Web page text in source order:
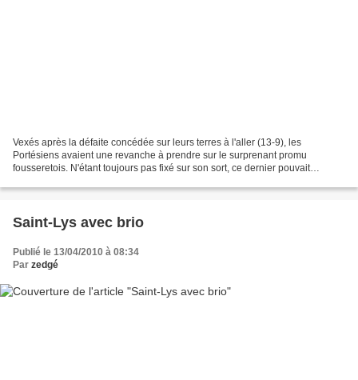
Vexés après la défaite concédée sur leurs terres à l'aller (13-9), les
Portésiens avaient une revanche à prendre sur le surprenant promu
fousseretois. N'étant toujours pas fixé sur son sort, ce dernier pouvait
Saint-Lys avec brio
Publié le 13/04/2010 à 08:34
Par zedgé